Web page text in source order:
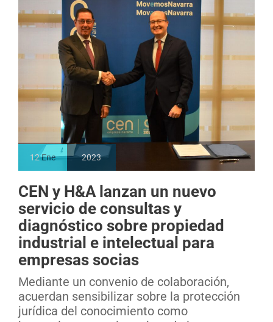
12Ene 2023
CEN y H&A lanzan un nuevo
servicio de consultas y
diagnóstico sobre propiedad
industrial e intelectual para
empresas socias
Mediante un convenio de colaboración,
acuerdan sensibilizar sobre la protección
jurídica del conocimiento como